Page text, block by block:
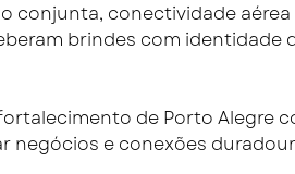
conectividade
brindes com identidade
de Porto Alegre
e conexões